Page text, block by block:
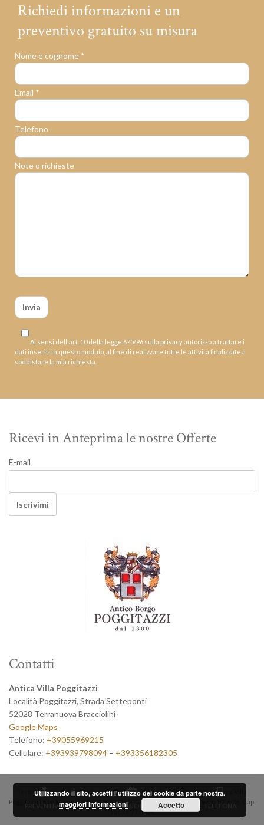
Richiedi informazioni e un
preventivo gratuito su misura
Nome e cognome *
Email *
Telefono
Note o richieste
Ai sensi dell'art. 10 della legge 675/96 sulla privacy autorizzo a trattare i
dati inseriti in questo modulo, al fine di realizzare tutte le attività finalizzate a
soddisfare la mia richiesta.
Ricevi in Anteprima le nostre Offerte
E-mail
Contatti
Antica Villa Poggitazzi
Località Poggitazzi, Strada Setteponti
52028 Terranuova Bracciolini
Google Maps
Telefono: +39055969215
Cellulare: +393939798094 – +393356182305
Termini e Condizioni-Privacy e cookies- Copyright © 2003 - 2016 Antica Villa
Poggitazzi | Site Map - p.i./c.f. 00124830514 - C.C.I.A.A. 35770, Rea Arezzo 1076/56, Cap.
soc. i.v. 77.000 €
PREVENTIVO PRENOTA TELEFONA
Utilizzando il sito, accetti l'utilizzo dei cookie da parte nostra.
maggiori informazioni
Accetto